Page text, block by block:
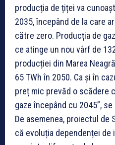
producția de țiței va
2035, începând de la care
către zero. Producția de
ce atinge un nou vârf de
producției din Marea
65 TWh în 2050. Ca și în
preț mic prevăd o scădere
gaze începând cu 2045”,
De asemenea, proiectul de
că evoluția dependenței